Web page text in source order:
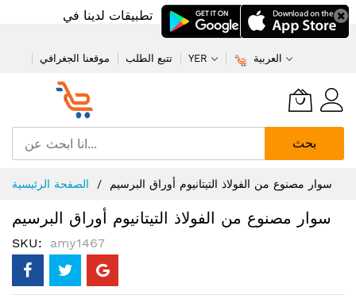
تطبيقات لدينا في
موقعنا الجغرافي تتبع الطلب YER العربية
بحث
إلى
الصفحة الرئيسية سوار مصنوع من الفولاذ التيتانيوم أوراق البرسيم
سوار مصنوع من الفولاذ التيتانيوم أوراق البرسيم
SKU amy1467